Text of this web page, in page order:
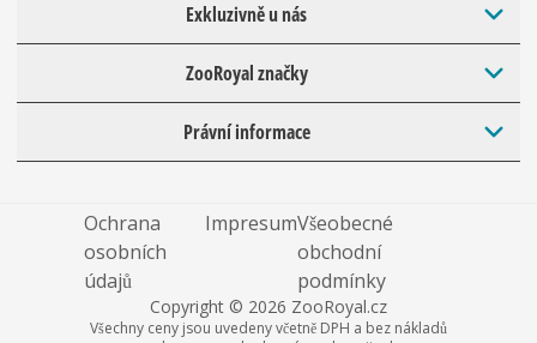
Exkluzivně u nás
ZooRoyal značky
Právní informace
Ochrana
osobních
údajů
ImpresumVšeobecné
obchodní
podmínky
Copyright © 2026 ZooRoyal.cz
Všechny ceny jsou uvedeny včetně DPH a bez nákladů